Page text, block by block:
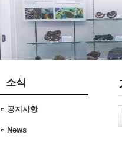
소식
공지사항
News